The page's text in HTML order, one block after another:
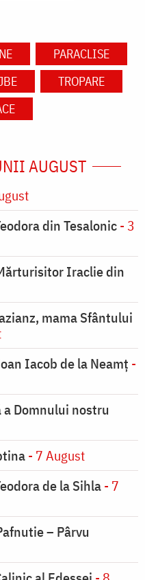
PARACLISE
TROPARE
AUGUST
din Tesalonic- 3
Iraclie din
mama Sfântului
Iacob de la Neamț -
Domnului nostru
- 7 August
de la Sihla- 7
– Pârvu